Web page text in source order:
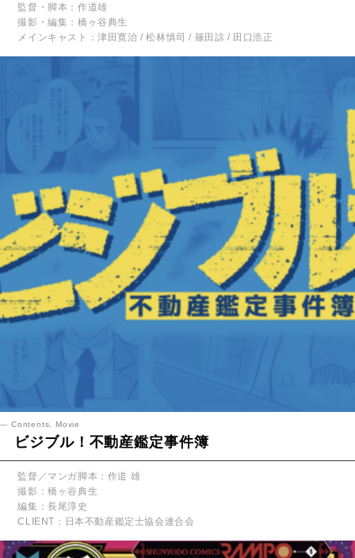
監督・脚本：作道雄
撮影・編集：橋ヶ谷典生
メインキャスト：津田寛治 / 松林慎司 / 篠田諒 / 田口浩正
ビジブル！不動産鑑定事件簿
Contents Movie
監督／マンガ脚本：作道 雄
撮影：橋ヶ谷典生
編集：長尾淳史
CLIENT：日本不動産鑑定士協会連合会